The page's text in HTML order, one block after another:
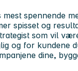
spennende
spisset og
som vil
og for kundene
dine,